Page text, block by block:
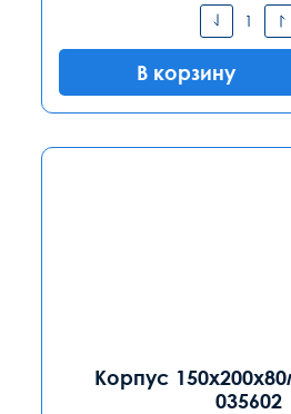
В корзину
Корпус
035602